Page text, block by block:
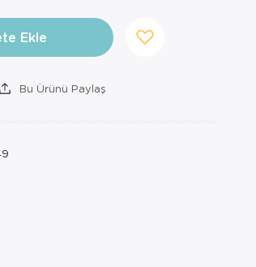
Ekle
Bu Ürünü Paylaş